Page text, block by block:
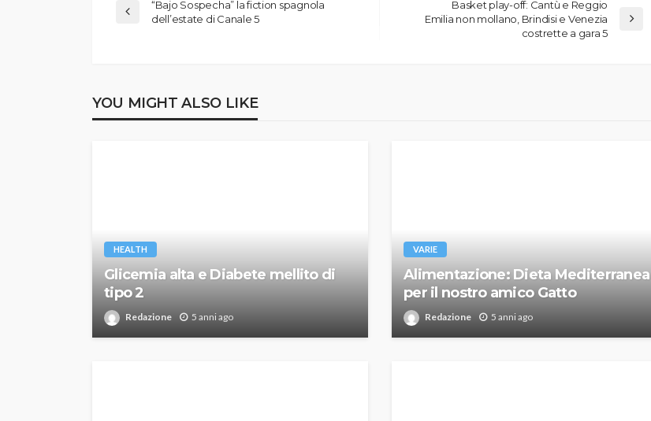
“Bajo Sospecha” la fiction spagnola
dell’estate di Canale 5
Basket play-off: Cantù e Reggio
Emilia non mollano, Brindisi e Venezia
costrette a gara 5
YOU MIGHT ALSO LIKE
HEALTH
Glicemia alta e Diabete mellito di
tipo 2
Redazione 5 anni ago
VARIE
Alimentazione: Dieta Mediterranea
per il nostro amico Gatto
Redazione 5 anni ago